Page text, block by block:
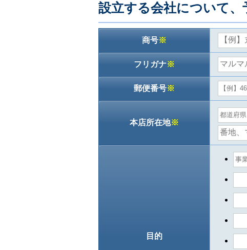
設立する会社について、
商号※
フリガナ※
郵便番号※
本店所在地※
目的